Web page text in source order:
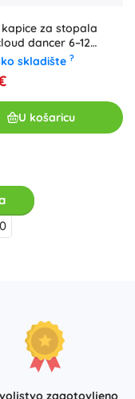
za stopala
dancer 6–12
skladište ?
U košaricu
zagotovljeno